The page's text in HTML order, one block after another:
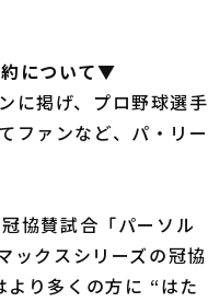
について▼
に掲げ、プロ野球選手
ファンなど、パ・リー
協賛試合「パーソル
ックスシリーズの冠協
り多くの方に “はた